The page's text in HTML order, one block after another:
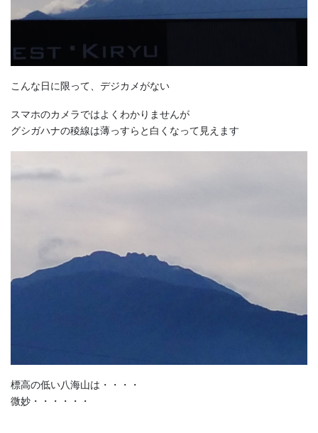
こんな日に限って、デジカメがない
スマホのカメラではよくわかりませんが
グシガハナの稜線は薄っすらと白くなって見えます
標高の低い八海山は・・・・
微妙・・・・・・